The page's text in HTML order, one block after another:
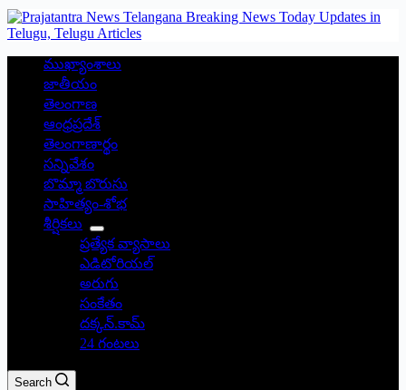
ముఖ్యాంశాలు
జాతీయం
తెలంగాణ
ఆంధ్రప్రదేశ్
తెలంగాణార్థం
సన్నివేశం
బొమ్మా బొరుసు
సాహిత్యం-శోభ
శీర్షికలు
ప్రత్యేక వ్యాసాలు
ఎడిటోరియల్
అరుగు
సంకేతం
దక్కన్.కామ్
24 గంటలు
Search